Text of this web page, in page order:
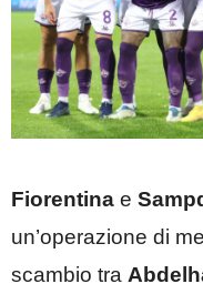
Fiorentina e
un’operazione di
scambio tra